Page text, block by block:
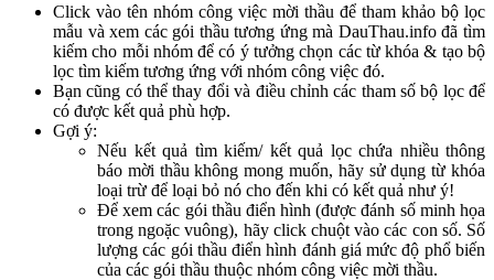
Click vào tên nhóm công việc mời thầu để tham khảo bộ lọc
mẫu và xem các gói thầu tương ứng mà DauThau.info đã tìm
kiếm cho mỗi nhóm để có ý tưởng chọn các từ khóa & tạo bộ
lọc tìm kiếm tương ứng với nhóm công việc đó.
Bạn cũng có thể thay đổi và điều chỉnh các tham số bộ lọc để
có được kết quả phù hợp.
Gợi ý:
Nếu kết quả tìm kiếm/ kết quả lọc chứa nhiều thông
báo mời thầu không mong muốn, hãy sử dụng từ khóa
loại trừ để loại bỏ nó cho đến khi có kết quả như ý!
Để xem các gói thầu điển hình (được đánh số minh họa
trong ngoặc vuông), hãy click chuột vào các con số. Số
lượng các gói thầu điển hình đánh giá mức độ phổ biến
của các gói thầu thuộc nhóm công việc mời thầu.